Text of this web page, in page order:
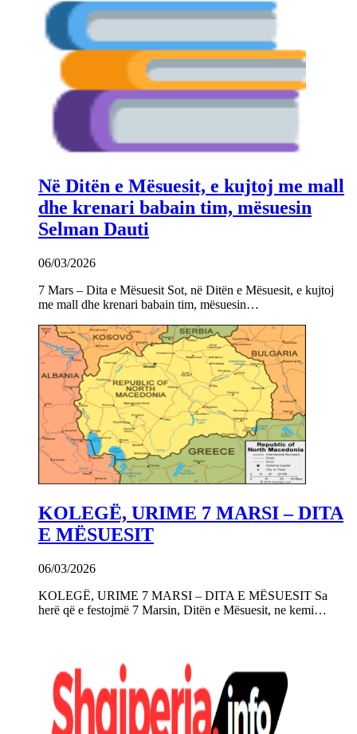
Në Ditën e Mësuesit, e kujtoj me mall
dhe krenari babain tim, mësuesin
Selman Dauti
06/03/2026
7 Mars – Dita e Mësuesit Sot, në Ditën e Mësuesit, e kujtoj
me mall dhe krenari babain tim, mësuesin…
KOLEGË, URIME 7 MARSI – DITA
E MËSUESIT
06/03/2026
KOLEGË, URIME 7 MARSI – DITA E MËSUESIT Sa
herë që e festojmë 7 Marsin, Ditën e Mësuesit, ne kemi…